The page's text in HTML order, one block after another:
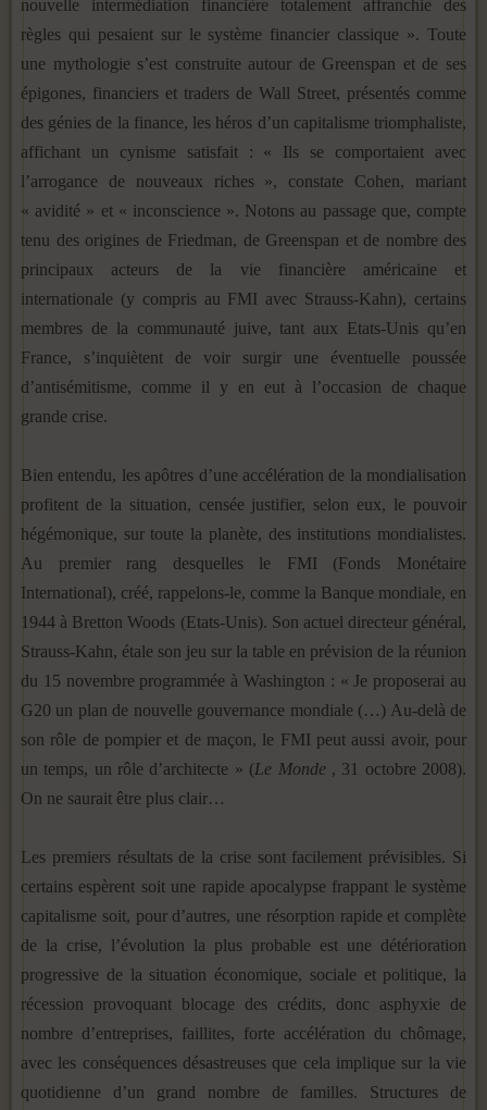
nouvelle intermédiation financière totalement affranchie des
règles qui pesaient sur le système financier classique ». Toute
une mythologie s’est construite autour de Greenspan et de ses
épigones, financiers et traders de Wall Street, présentés comme
des génies de la finance, les héros d’un capitalisme triomphaliste,
affichant un cynisme satisfait : « Ils se comportaient avec
l’arrogance de nouveaux riches », constate Cohen, mariant
« avidité » et « inconscience ». Notons au passage que, compte
tenu des origines de Friedman, de Greenspan et de nombre des
principaux acteurs de la vie financière américaine et
internationale (y compris au FMI avec Strauss-Kahn), certains
membres de la communauté juive, tant aux Etats-Unis qu’en
France, s’inquiètent de voir surgir une éventuelle poussée
d’antisémitisme, comme il y en eut à l’occasion de chaque
grande crise.
Bien entendu, les apôtres d’une accélération de la mondialisation
profitent de la situation, censée justifier, selon eux, le pouvoir
hégémonique, sur toute la planète, des institutions mondialistes.
Au premier rang desquelles le FMI (Fonds Monétaire
International), créé, rappelons-le, comme la Banque mondiale, en
1944 à Bretton Woods (Etats-Unis). Son actuel directeur général,
Strauss-Kahn, étale son jeu sur la table en prévision de la réunion
du 15 novembre programmée à Washington : « Je proposerai au
G20 un plan de nouvelle gouvernance mondiale (…) Au-delà de
son rôle de pompier et de maçon, le FMI peut aussi avoir, pour
un temps, un rôle d’architecte » (Le Monde , 31 octobre 2008).
On ne saurait être plus clair…
Les premiers résultats de la crise sont facilement prévisibles. Si
certains espèrent soit une rapide apocalypse frappant le système
capitalisme soit, pour d’autres, une résorption rapide et complète
de la crise, l’évolution la plus probable est une détérioration
progressive de la situation économique, sociale et politique, la
récession provoquant blocage des crédits, donc asphyxie de
nombre d’entreprises, faillites, forte accélération du chômage,
avec les conséquences désastreuses que cela implique sur la vie
quotidienne d’un grand nombre de familles. Structures de